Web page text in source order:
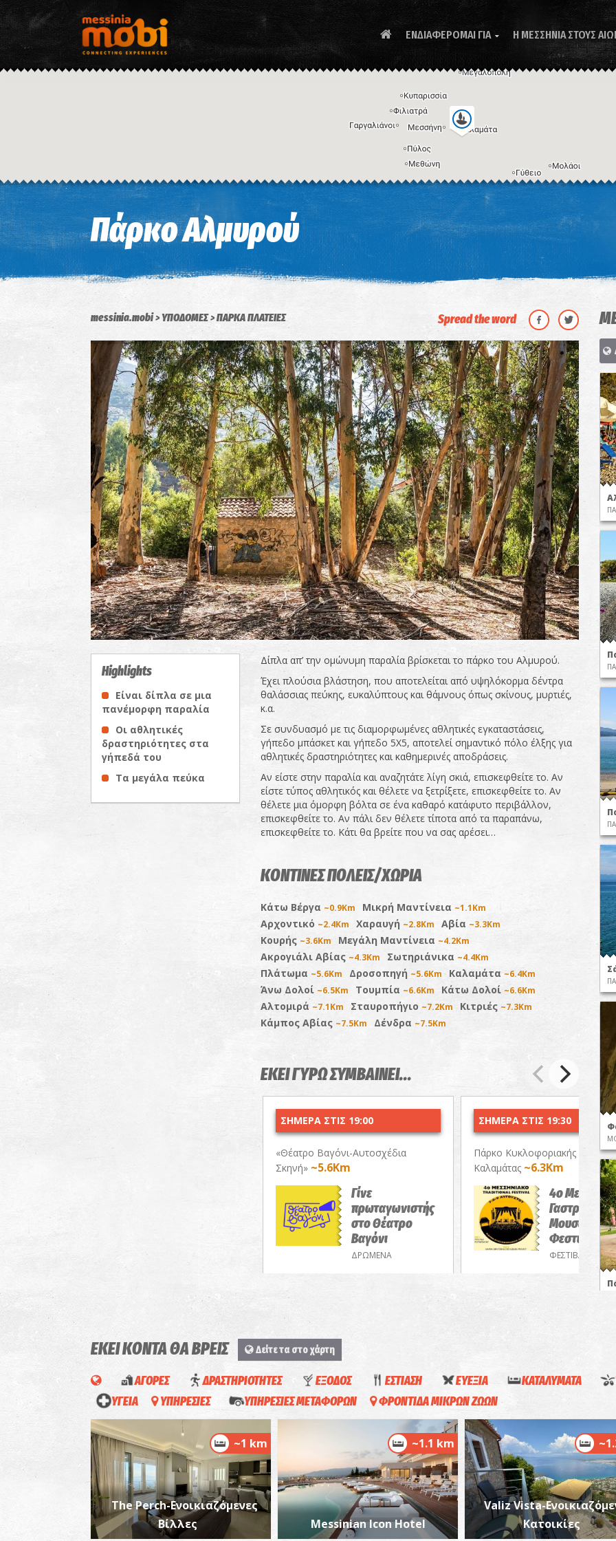
ΕΝΔΙΑΦΕΡΟΜΑΙ ΓΙΑ  Η ΜΕΣΣΗΝΙΑ ΣΤΟΥΣ
Πάρκο Αλμυρού
messinia.mobi ΥΠΟΔΟΜΕΣ ΠΑΡΚΑ ΠΛΑΤΕΙΕΣ Spread the word
Highlights
Είναι δίπλα σε μια
πανέμορφη παραλία
Οι αθλητικές
δραστηριότητες στα
γήπεδά του
Τα μεγάλα πεύκα
Δίπλα απ’ την ομώνυμη παραλία βρίσκεται το πάρκο του Αλμυρού.
Έχει πλούσια βλάστηση, που αποτελείται από υψηλόκορμα δέντρα
θαλάσσιας πεύκης, ευκαλύπτους και θάμνους όπως σκίνους, μυρτιές,
κ.α.
Σε συνδυασμό με τις διαμορφωμένες αθλητικές εγκαταστάσεις,
γήπεδο μπάσκετ και γήπεδο 5Χ5, αποτελεί σημαντικό πόλο έλξης για
αθλητικές δραστηριότητες και καθημερινές αποδράσεις.
Αν είστε στην παραλία και αναζητάτε λίγη σκιά, επισκεφθείτε το. Αν
είστε τύπος αθλητικός και θέλετε να ξετρίξετε, επισκεφθείτε το. Αν
θέλετε μια όμορφη βόλτα σε ένα καθαρό κατάφυτο περιβάλλον,
επισκεφθείτε το. Αν πάλι δεν θέλετε τίποτα από τα παραπάνω,
επισκεφθείτε το. Κάτι θα βρείτε που να σας αρέσει…
ΚΟΝΤΙΝΕΣ ΠΟΛΕΙΣ/ΧΩΡΙΑ
Κάτω Βέργα ~0.9Km Μικρή Μαντίνεια ~1.1Km
Αρχοντικό ~2.4Km Χαραυγή ~2.8Km Αβία ~3.3Km
Κουρής ~3.6Km Μεγάλη Μαντίνεια ~4.2Km
Ακρογιάλι Αβίας ~4.3Km Σωτηριάνικα ~4.4Km
Πλάτωμα ~5.6Km Δροσοπηγή ~5.6Km Καλαμάτα ~6.4Km
Άνω Δολοί ~6.5Km Τουμπία ~6.6Km Κάτω Δολοί ~6.6Km
Αλτομιρά ~7.1Km Σταυροπήγιο ~7.2Km Κιτριές ~7.3Km
Κάμπος Αβίας ~7.5Km Δένδρα ~7.5Km
ΕΚΕΙ ΓΥΡΩ ΣΥΜΒΑΙΝΕΙ...
ΣΗΜΕΡΑ ΣΤΙΣ 19:00
«Θέατρο Βαγόνι-Αυτοσχέδια
Σκηνή» ~5.6Km
Γίνε
πρωταγωνιστής
στο Θέατρο
Βαγόνι
ΔΡΩΜΕΝΑ
ΣΗΜΕΡΑ ΣΤΙΣ 19:30
Πάρκο Κυκλοφοριακής Αγωγής
Καλαμάτας ~6.3Km
4ο
Μουσικό
Φεστιβάλ
ΦΕΣΤΙΒΑΛ
Η
ΕΚΕΙ ΚΟΝΤΑ ΘΑ ΒΡΕΙΣ Δείτε τα στο χάρτη
ΑΓΟΡΕΣ ΔΡΑΣΤΗΡΙΟΤΗΤΕΣ ΕΞΟΔΟΣ ΕΣΤΙΑΣΗ ΕΥΕΞΙΑ ΚΑΤΑΛΥΜΑΤΑ
ΥΓΕΙΑ
ΥΠΗΡΕΣΙΕΣ ΥΠΗΡΕΣΙΕΣ ΜΕΤΑΦΟΡΩΝ ΦΡΟΝΤΙΔΑ ΜΙΚΡΩΝ ΖΩΩΝ
~1 km
The Perch-Ενοικιαζόμενες
Βίλλες
~1.1 km
Messinian Icon Hotel
Valiz Vista-
Κατοικίες